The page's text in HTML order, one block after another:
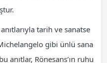
tarih ve sanatse
gibi ünlü sana
anıtlar, Rönesans’ın ruhu